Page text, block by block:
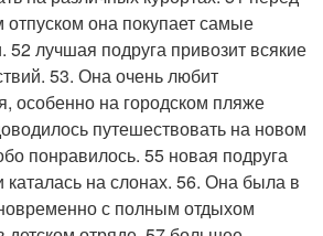
она покупает самые
52 лучшая подруга привозит всякие
53. Она очень любит
особенно на городском пляже
путешествовать на новом
понравилось. 55 новая подруга
на слонах. 56. Она была в
с полным отдыхом